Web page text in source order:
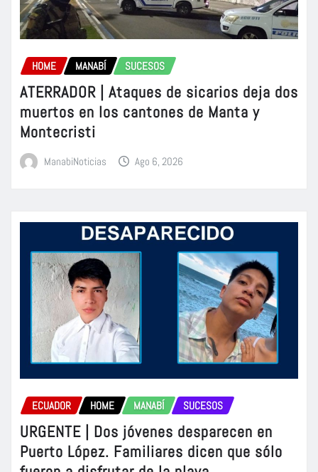
HOME MANABÍ SUCESOS
ATERRADOR | Ataques de sicarios deja dos
muertos en los cantones de Manta y
Montecristi
ManabiNoticias Ago 6, 2026
ECUADOR HOME MANABÍ SUCESOS
URGENTE | Dos jóvenes desparecen en
Puerto López. Familiares dicen que sólo